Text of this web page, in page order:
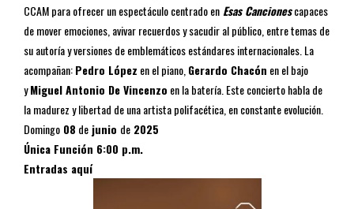
CCAM para ofrecer un espectáculo centrado en Esas Cancionescapaces
de mover emociones, avivar recuerdos y sacudir al público, entre temas de
su autoría y versiones de emblemáticos estándares internacionales. La
acompañan:Pedro López en el piano, Gerardo Chacón en el bajo
yMiguel Antonio De Vincenzo en la batería. Este concierto habla de
la madurez y libertad de una artista polifacética, en constante evolución.
Domingo 08 de junio de 2025
Única Función 6:00 p.m.
Entradas aquí